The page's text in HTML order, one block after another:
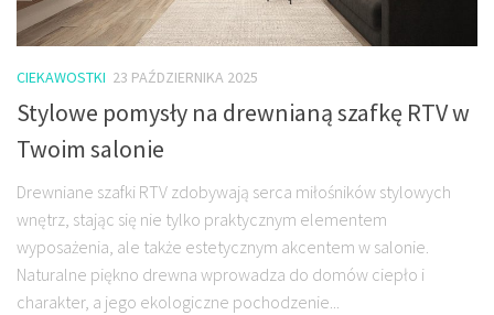
CIEKAWOSTKI 23 PAŹDZIERNIKA 2025
Stylowe pomysły na drewnianą szafkę RTV w
Twoim salonie
Drewniane szafki RTV zdobywają serca miłośników stylowych
wnętrz, stając się nie tylko praktycznym elementem
wyposażenia, ale także estetycznym akcentem w salonie.
Naturalne piękno drewna wprowadza do domów ciepło i
charakter, a jego ekologiczne pochodzenie...